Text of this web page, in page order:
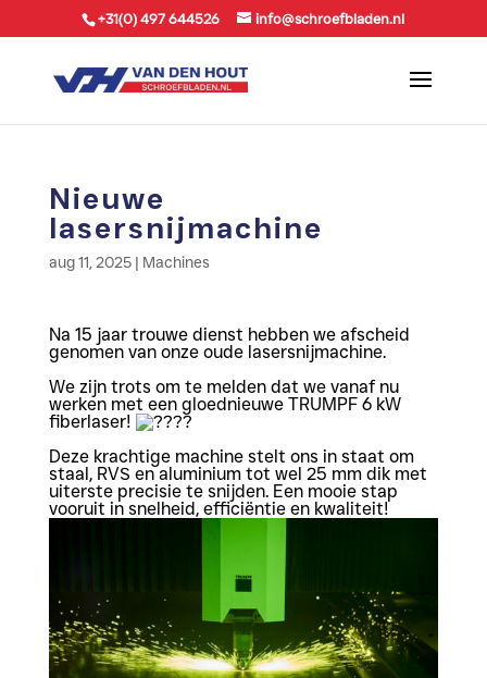
+31(0) 497 644526 info@schroefbladen.nl
Nieuwe
lasersnijmachine
aug 11, 2025| Machines
Na 15 jaar trouwe dienst hebben we afscheid
genomen van onze oude lasersnijmachine.
We zijn trots om te melden dat we vanaf nu
werken met een gloednieuwe TRUMPF 6 kW
fiberlaser!
Deze krachtige machine stelt ons in staat om
staal, RVS en aluminium tot wel 25 mm dik met
uiterste precisie te snijden. Een mooie stap
vooruit in snelheid, efficiëntie en kwaliteit!